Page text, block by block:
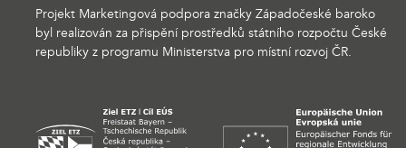
Projekt Marketingová podpora značky Západočeské baroko
byl realizován za přispění prostředků státního rozpočtu České
republiky z programu Ministerstva pro místní rozvoj ČR.